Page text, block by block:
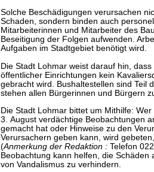
Solche Beschädigungen verursachen
Schaden, sondern binden auch
Mitarbeiterinnen und Mitarbeiter des
Beseitigung der Folgen aufwenden.
Aufgaben im Stadtgebiet benötigt wird.
Die Stadt Lohmar weist darauf hin,
öffentlicher Einrichtungen kein
gebracht wird. Bushaltestellen sind Teil
stehen allen Bürgerinnen und Bürgern
Die Stadt Lohmar bittet um Mithilfe:
3. August verdächtige Beobachtungen
gemacht hat oder Hinweise zu den
Verursachern geben kann, wird
(Anmerkung der Redaktion : Telefon
Beobachtung kann helfen, die
von Vandalismus zu verhindern.